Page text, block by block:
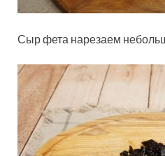
Сыр фета нарезаем